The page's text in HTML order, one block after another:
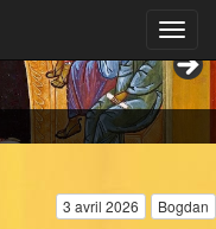
3 avril 2026 Bogdan